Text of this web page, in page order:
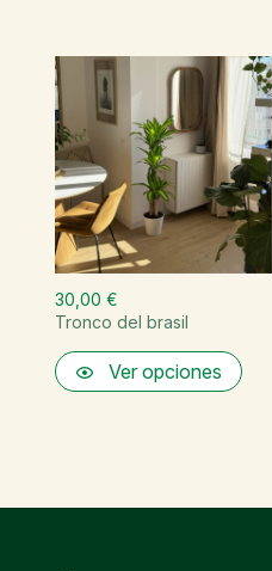
30,00 €
Tronco del brasil
Ver opciones